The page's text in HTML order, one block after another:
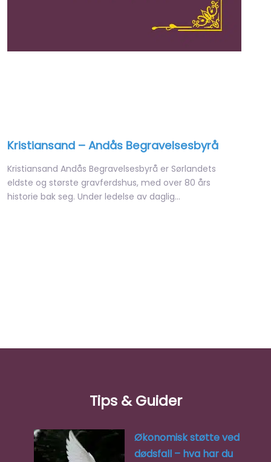
Kristiansand – Andås Begravelsesbyrå
Kristiansand Andås Begravelsesbyrå er Sørlandets
eldste og største gravferdshus, med over 80 års
historie bak seg. Under ledelse av daglig…
Tips & Guider
Økonomisk støtte ved
dødsfall – hva har du